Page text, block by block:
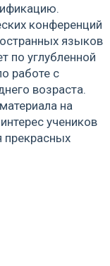
конференций
языков
по углубленной
работе с
возраста.
на
учеников
прекрасных